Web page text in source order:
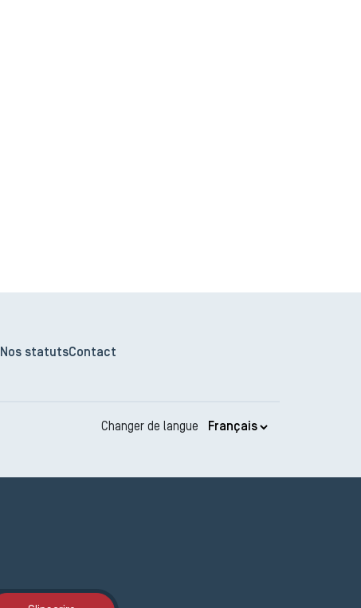
Nos statutsContact
Changer de langue